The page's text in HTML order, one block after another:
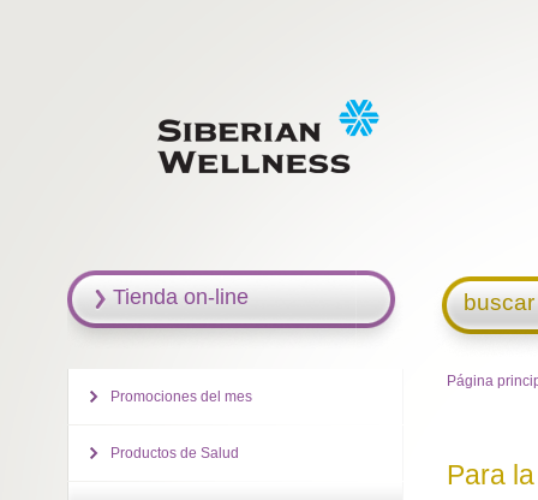
Página
Para
Tienda on-line
Promociones del mes
Productos de Salud